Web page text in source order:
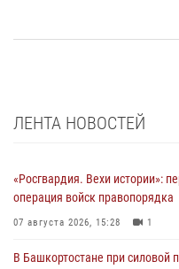
ЛЕНТА НОВОСТЕЙ
«Росгвардия. Вехи истории»:
операция войск правопорядка
07 августа 2026, 15:28 1
В Башкортостане при силовой